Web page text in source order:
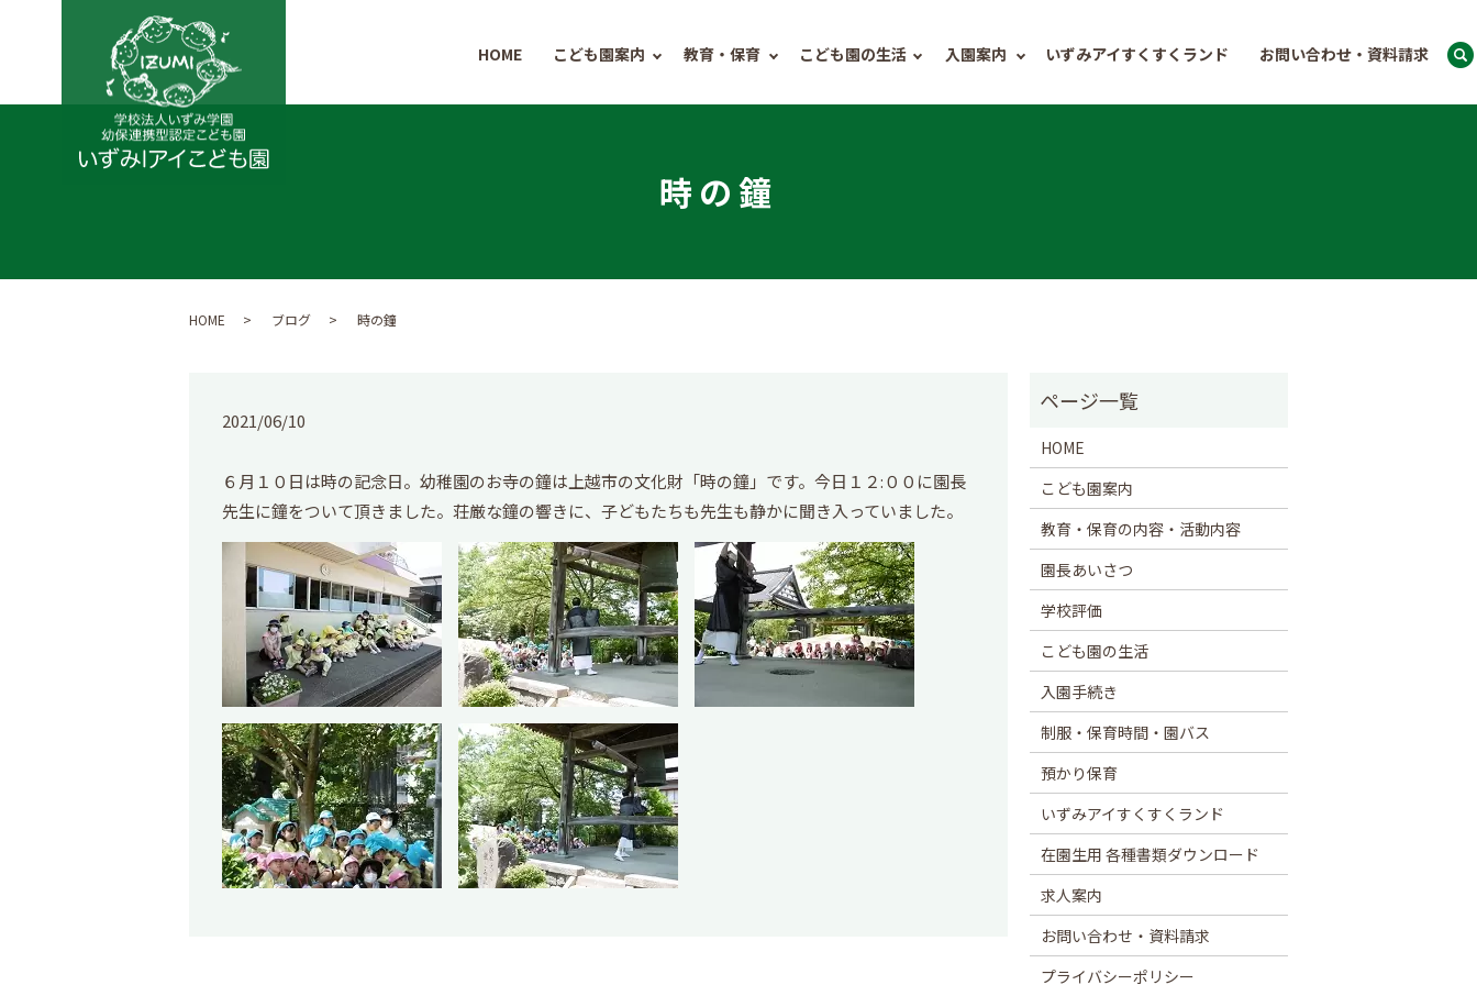
HOME こども園案内 教育・保育 こども園の生活 入園案内 いずみアイすくすくランド お問い合わせ・資料請求
時の鐘
HOME ブログ 時の鐘
2021/06/10
６月１０日は時の記念日。幼稚園のお寺の鐘は上越市の文化財「時の鐘」です。今日１２:００に園長
先生に鐘をついて頂きました。荘厳な鐘の響きに、子どもたちも先生も静かに聞き入っていました。
HOME
こども園案内
教育・保育の内容・活動内容
園長あいさつ
学校評価
こども園の生活
入園手続き
制服・保育時間・園バス
預かり保育
いずみアイすくすくランド
在園生用 各種書類ダウンロード
求人案内
お問い合わせ・資料請求
プライバシーポリシー